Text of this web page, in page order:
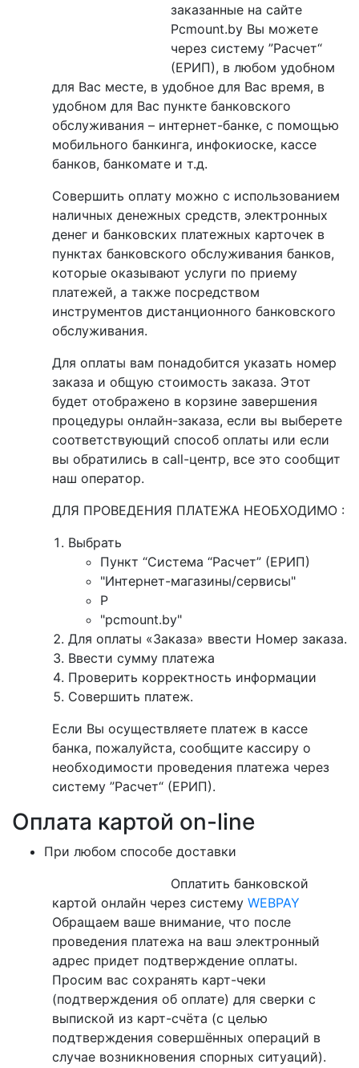
заказанные на сайте
Pcmount.by Вы можете
через систему ”Расчет“
(ЕРИП), в любом удобном
для Вас месте, в удобное для Вас время, в
удобном для Вас пункте банковского
обслуживания – интернет-банке, с помощью
мобильного банкинга, инфокиоске, кассе
банков, банкомате и т.д.
Совершить оплату можно с использованием
наличных денежных средств, электронных
денег и банковских платежных карточек в
пунктах банковского обслуживания банков,
которые оказывают услуги по приему
платежей, а также посредством
инструментов дистанционного банковского
обслуживания.
Для оплаты вам понадобится указать номер
заказа и общую стоимость заказа. Этот
будет отображено в корзине завершения
процедуры онлайн-заказа, если вы выберете
соответствующий способ оплаты или если
вы обратились в call-центр, все это сообщит
наш оператор.
ДЛЯ ПРОВЕДЕНИЯ ПЛАТЕЖА НЕОБХОДИМО :
Выбрать
Пункт “Система “Расчет” (ЕРИП)
"Интернет-магазины/сервисы"
P
"pcmount.by"
Для оплаты «Заказа» ввести Номер заказа.
Ввести сумму платежа
Проверить корректность информации
Совершить платеж.
Если Вы осуществляете платеж в кассе
банка, пожалуйста, сообщите кассиру о
необходимости проведения платежа через
систему ”Расчет“ (ЕРИП).
Оплата картой on-line
При любом способе доставки
Оплатить банковской
картой онлайн через систему WEBPAY
Обращаем ваше внимание, что после
проведения платежа на ваш электронный
адрес придет подтверждение оплаты.
Просим вас сохранять карт-чеки
(подтверждения об оплате) для сверки с
выпиской из карт-счёта (с целью
подтверждения совершённых операций в
случае возникновения спорных ситуаций).